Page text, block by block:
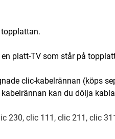
platt-TV som står på
clic-kabelrännan (köps
kan du dölja
230, clic 111, clic 211, clic